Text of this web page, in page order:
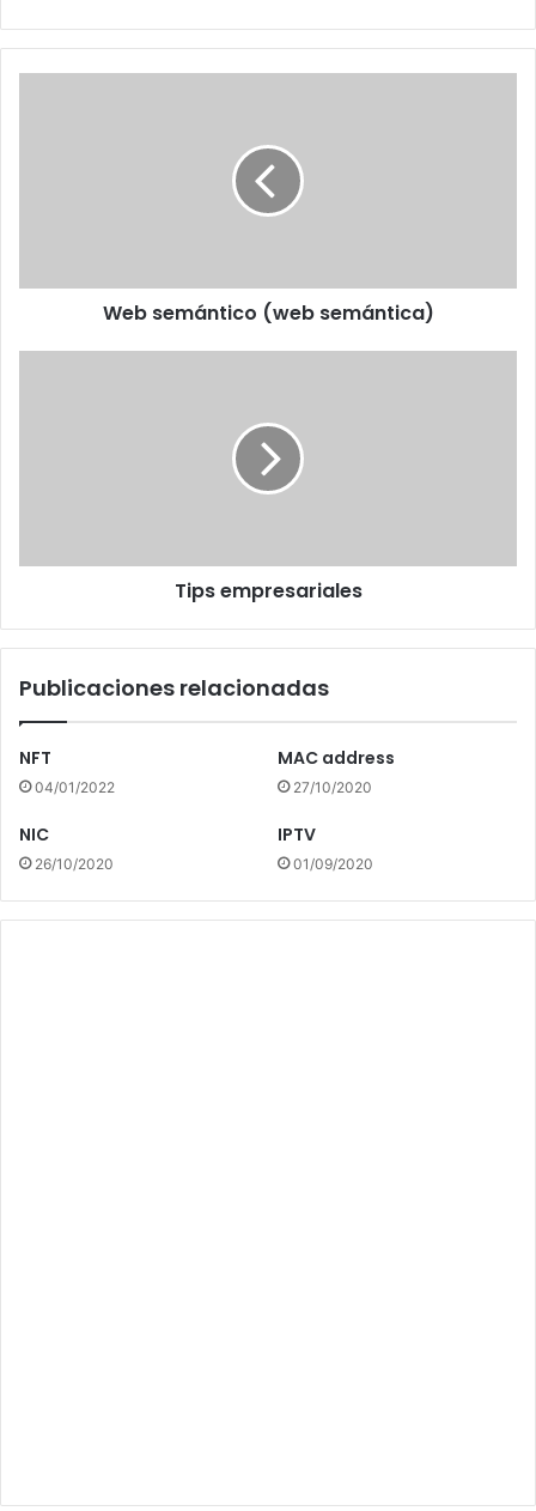
Web semántico (web semántica)
Tips empresariales
Publicaciones relacionadas
NFT
04/01/2022
MAC address
27/10/2020
NIC
26/10/2020
IPTV
01/09/2020